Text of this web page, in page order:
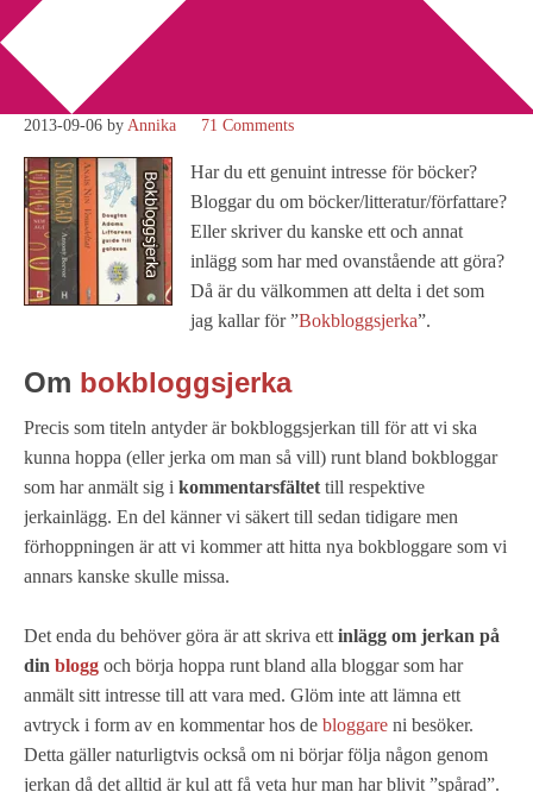
Bokbloggsjerka 6 – 9
september
2013-09-06 by Annika 71 Comments
Har du ett genuint intresse för böcker?
Bloggar du om böcker/litteratur/författare?
Eller skriver du kanske ett och annat
inlägg som har med ovanstående att göra?
Då är du välkommen att delta i det som
jag kallar för ”Bokbloggsjerka”.
Om bokbloggsjerka
Precis som titeln antyder är bokbloggsjerkan till för att vi ska
kunna hoppa (eller jerka om man så vill) runt bland bokbloggar
som har anmält sig i kommentarsfältet till respektive
jerkainlägg. En del känner vi säkert till sedan tidigare men
förhoppningen är att vi kommer att hitta nya bokbloggare som vi
annars kanske skulle missa.
Det enda du behöver göra är att skriva ett inlägg om jerkan på
din blogg och börja hoppa runt bland alla bloggar som har
anmält sitt intresse till att vara med. Glöm inte att lämna ett
avtryck i form av en kommentar hos de bloggare ni besöker.
Detta gäller naturligtvis också om ni börjar följa någon genom
jerkan då det alltid är kul att få veta hur man har blivit ”spårad”.